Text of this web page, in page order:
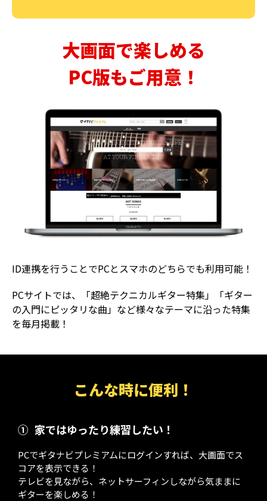
大画面で楽しめる
PC版もご用意！
ID連携を行うことでPCとスマホのどちらでも利用可能！
PCサイトでは、「超絶テクニカルギター特集」「ギター
の入門にピッタリな曲」など様々なテーマに沿った特集
を毎月掲載！
こんな時に便利！
① 家ではゆったり練習したい！
PCでギタナビプレミアムにログインすれば、大画面でス
コアを表示できる！
テレビを見ながら、ネットサーフィンしながら気ままに
ギターを楽しめる！